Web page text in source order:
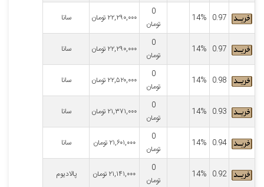
0.97
14%
0
تومان
۲۲,۲۹۰,۰۰۰ تومان سانا
0.97
14%
0
تومان
۲۲,۲۹۰,۰۰۰ تومان سانا
0.98
14%
0
تومان
۲۲,۵۲۰,۰۰۰ تومان سانا
0.93
14%
0
تومان
۲۱,۳۷۱,۰۰۰ تومان سانا
0.94
14%
0
تومان
۲۱,۶۰۱,۰۰۰ تومان سانا
0.92
14%
0
تومان
۲۱,۱۴۱,۰۰۰ تومان پالادیوم